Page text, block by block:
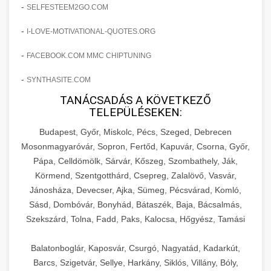
amelyek valós eredményeket hoznak.
szonyegtisztito.net
marketing stratégiai tervrajz
útjáról, bemutatva az utat a küzdő praxistól a
virágzó vállalkozásig 150%-os növekedéssel.
klinika átalakulási történet
Érdeklődés 150%-os Fokozása
Technikák és módszerek a páciensek
érdeklődésének és elkötelezettségének drámai
növeléséhez. Egy 150%-os fellendülési
esettanulmány gyakorlati betekintésekkel.
weboldal-keszites.co
elkötelezettség erősítési módszerek
🎮 19. AI Google Ads és Meta
Kampány Kezelés
Fejlett AI-alapú Google Ads és Meta hirdetési
kampánykezelés. Optimalizálja hirdetési
költségvetését gépi tanulással és
automatizálással.
aikampany.hu AI hirdetési automatizálás
🍞 20. Ipari Dagasztógép +
Professzionális ipari dagasztógépek és
tésztakeverő gépek pékségek és kereskedelmi
konyhák számára. Masszív konstrukció
megbízható teljesítményhez.
🔪 21. Ipari Szeletelőgép +
Ipari hús- és sajtszeletelő gépek professzionális
élelmiszer-előkészítéshez. Precíziós vágás
📦 22. Vákuumozó Gép
- SELFESTEEM2GO.COM
- I-LOVE-MOTIVATIONAL-QUOTES.ORG
- FACEBOOK.COM MMC CHIPTUNING
- SYNTHASITE.COM
TANÁCSADÁS A KÖVETKEZŐ
TELEPÜLÉSEKEN:
Budapest, Győr, Miskolc, Pécs, Szeged, Debrecen
Mosonmagyaróvár, Sopron, Fertőd, Kapuvár, Csorna, Győr,
Pápa, Celldömölk, Sárvár, Kőszeg, Szombathely, Ják,
Körmend, Szentgotthárd, Csepreg, Zalalövő, Vasvár,
Jánosháza, Devecser, Ajka, Sümeg, Pécsvárad, Komló,
Sásd, Dombóvár, Bonyhád, Bátaszék, Baja, Bácsalmás,
Szekszárd, Tolna, Fadd, Paks, Kalocsa, Hőgyész, Tamási
Balatonboglár, Kaposvár, Csurgó, Nagyatád, Kadarkút,
Barcs, Szigetvár, Sellye, Harkány, Siklós, Villány, Bóly,